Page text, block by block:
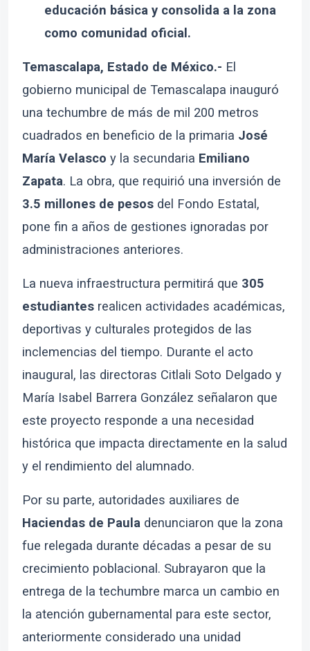
educación básica y consolida a la zona
como comunidad oficial.
Temascalapa, Estado de México.- El
gobierno municipal de Temascalapa inauguró
una techumbre de más de mil 200 metros
cuadrados en beneficio de la primaria José
María Velasco y la secundaria Emiliano
Zapata. La obra, que requirió una inversión de
3.5 millones de pesos del Fondo Estatal,
pone fin a años de gestiones ignoradas por
administraciones anteriores.
La nueva infraestructura permitirá que 305
estudiantes realicen actividades académicas,
deportivas y culturales protegidos de las
inclemencias del tiempo. Durante el acto
inaugural, las directoras Citlali Soto Delgado y
María Isabel Barrera González señalaron que
este proyecto responde a una necesidad
histórica que impacta directamente en la salud
y el rendimiento del alumnado.
Por su parte, autoridades auxiliares de
Haciendas de Paula denunciaron que la zona
fue relegada durante décadas a pesar de su
crecimiento poblacional. Subrayaron que la
entrega de la techumbre marca un cambio en
la atención gubernamental para este sector,
anteriormente considerado una unidad